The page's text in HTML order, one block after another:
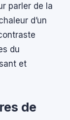
parler de la
d’un
du
et
de